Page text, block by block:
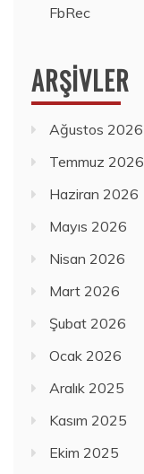
FbRec
ARŞIVLER
Ağustos 2026
Temmuz 2026
Haziran 2026
Mayıs 2026
Nisan 2026
Mart 2026
Şubat 2026
Ocak 2026
Aralık 2025
Kasım 2025
Ekim 2025